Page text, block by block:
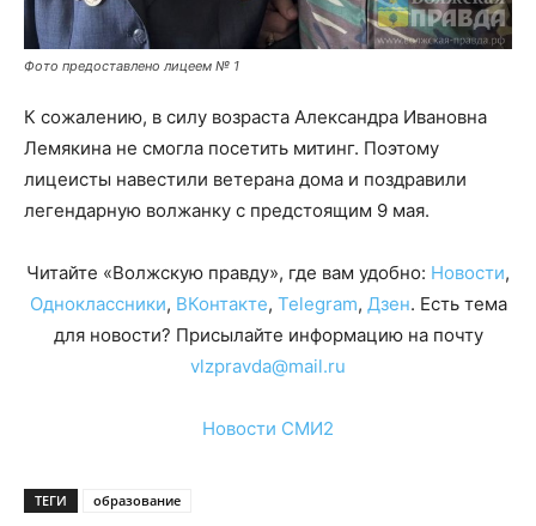
Фото предоставлено лицеем № 1
К сожалению, в силу возраста Александра Ивановна
Лемякина не смогла посетить митинг. Поэтому
лицеисты навестили ветерана дома и поздравили
легендарную волжанку с предстоящим 9 мая.
Читайте «Волжскую правду», где вам удобно: Новости,
Одноклассники, ВКонтакте, Telegram, Дзен. Есть тема
для новости? Присылайте информацию на почту
vlzpravda@mail.ru
Новости СМИ2
ТЕГИ образование